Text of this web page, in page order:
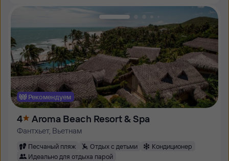
Рекомендуем
4 Aroma Beach Resort & Spa
Фантхьет, Вьетнам
Песчаный пляж Отдых с детьми
Кондиционер
Идеально для отдыха парой